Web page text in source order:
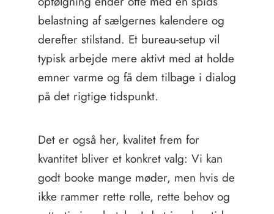
belastning af sælgernes kalendere og
derefter stilstand. Et bureau-setup vil
typisk arbejde mere aktivt med at holde
emner varme og få dem tilbage i dialog
på det rigtige tidspunkt.
Det er også her, kvalitet frem for
kvantitet bliver et konkret valg: Vi kan
godt booke mange møder, men hvis de
ikke rammer rette rolle, rette behov og